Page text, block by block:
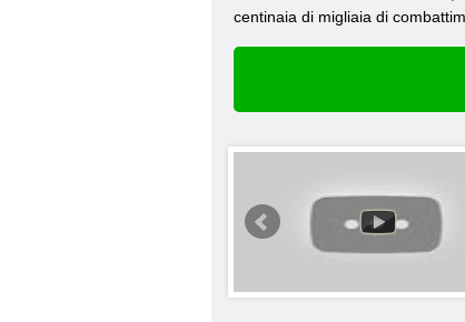
centinaia di migliaia di